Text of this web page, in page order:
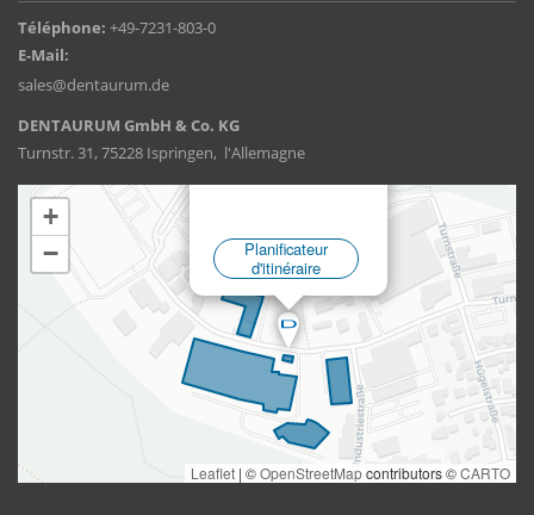
Téléphone: +49-7231-803-0
E-Mail:
sales@dentaurum.de
DENTAURUM GmbH & Co. KG
Turnstr. 31, 75228 Ispringen, l'Allemagne